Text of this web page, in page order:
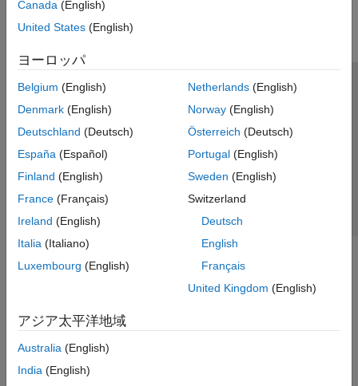
Canada (English)
United States (English)
ヨーロッパ
Belgium (English)
Denmark (English)
Deutschland (Deutsch)
España (Español)
Finland (English)
France (Français)
Ireland (English)
Italia (Italiano)
Luxembourg (English)
Netherlands(English)
Norway(English)
Österreich (Deutsch)
Portugal(English)
Sweden (English)
Switzerland
Deutsch
English
Français
United Kingdom (English)
アジア太平洋地域
Australia (English)
India (English)
トラストセンター
プライバシー ポリシー
違法コピー防止
アプリケーション ステータス
© 1994-2026 The MathWorks, Inc.